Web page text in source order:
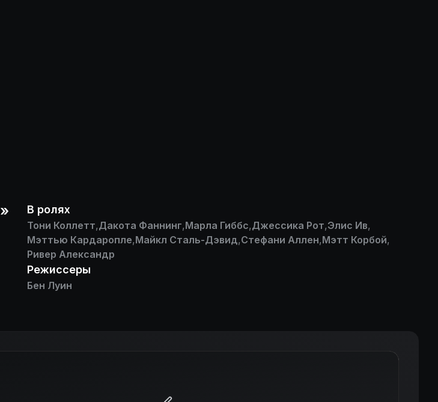
» В ролях
Тони Коллетт,Дакота Фаннинг,Марла Гиббс,Джессика Рот,Элис Ив,
Мэттью Кардаропле,Майкл Сталь-Дэвид,Стефани Аллен,Мэтт Корбой,
Ривер Александр
Режиссеры
Бен Луин